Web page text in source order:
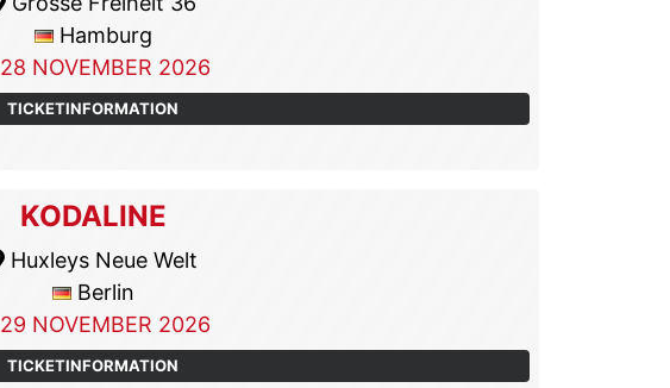
Hamburg
28 NOVEMBER 2026
TICKETINFORMATION
KODALINE
Huxleys Neue Welt
Berlin
29 NOVEMBER 2026
TICKETINFORMATION